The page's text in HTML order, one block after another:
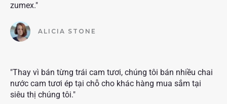
zumex."
ALICIA STONE
"Thay vì bán từng trái cam tươi, chúng tôi bán nhiều chai
nước cam tươi ép tại chỗ cho khác hàng mua sắm tại
siêu thị chúng tôi."